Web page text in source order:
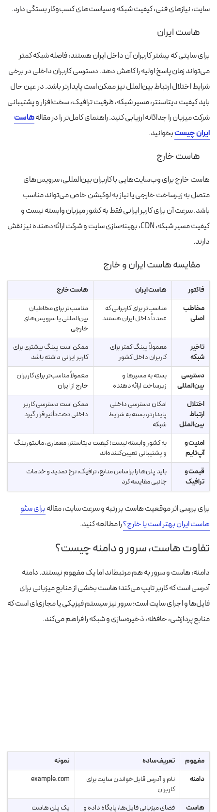
سایت، نیازهای فنی، کیفیت شبکه و سیاست‌های کسب‌وکار بستگی دارد.
هاست ایران
برای سایتی که بیشتر کاربران آن داخل ایران هستند، فاصله شبکه کمتر
می‌تواند زمان پاسخ اولیه را کاهش دهد. دسترسی کاربران داخلی در برخی
شرایط اختلال ارتباط بین‌الملل نیز ممکن است پایدارتر باشد. در عین حال
باید کیفیت دیتاسنتر، مسیر شبکه، ظرفیت ترافیک، سخت‌افزار و پشتیبانی
شرکت میزبان را جداگانه ارزیابی کنید. راهنمای کامل‌تر را در مقالههاست
ایران چیستبخوانید.
هاست خارج
هاست خارج برای وب‌سایت‌هایی با کاربران بین‌المللی، سرویس‌های
متصل به زیرساخت خارجی یا نیاز به لوکیشن خاص می‌تواند مناسب
باشد. سرعت آن برای کاربر ایرانی فقط به کشور میزبان وابسته نیست و
کیفیت مسیر شبکه، CDN، بهینه‌سازی سایت و شرکت ارائه‌دهنده نیز نقش
دارند.
مقایسه هاست ایران و خارج
فاکتور هاست ایران
هاست خارج
مخاطب
اصلی
مناسب‌تر برای کاربرانی که
عمدتاً داخل ایران هستند
مناسب‌تر برای مخاطبان
بین‌المللی یا سرویس‌های
خارجی
تاخیر
شبکه
معمولاً پینگ کمتر برای
کاربران داخل کشور
ممکن است پینگ بیشتری برای
کاربر ایرانی داشته باشد
دسترسی
بین‌المللی
بسته به مسیرها و
زیرساخت ارائه‌دهنده
معمولاً مناسب‌تر برای کاربران
خارج از ایران
اختلال
ارتباط
بین‌الملل
امکان دسترسی داخلی
پایدارتر، بسته به شرایط
شبکه
ممکن است دسترسی کاربر
داخلی تحت‌تأثیر قرار گیرد
امنیت و
آپ‌تایم
به کشور وابسته نیست؛ کیفیت دیتاسنتر، معماری، مانیتورینگ
و پشتیبانی تعیین‌کننده‌اند
قیمت و
ترافیک
باید پلن‌ها را براساس منابع، ترافیک، نرخ تمدید و خدمات
جانبی مقایسه کرد
برای بررسی اثر موقعیت هاست بر رتبه و سرعت سایت، مقالهبرای سئو
هاست ایران بهتر است یا خارج؟را مطالعه کنید.
تفاوت هاست، سرور و دامنه چیست؟
دامنه، هاست و سرور به هم مرتبط‌اند اما یک مفهوم نیستند. دامنه
آدرسی است که کاربر تایپ می‌کند؛ هاست بخشی از منابع میزبانی برای
فایل‌ها و اجرای سایت است؛ سرور نیز سیستم فیزیکی یا مجازی‌ای است که
منابع پردازشی، حافظه، ذخیره‌سازی و شبکه را فراهم می‌کند.
مفهوم تعریف ساده
نمونه
دامنه
نام و آدرس قابل‌خواندن سایت برای
کاربران
example.com
هاست فضای میزبانی فایل‌ها، پایگاه داده و یک پلن هاست